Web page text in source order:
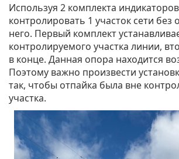
Используя 2 комплекта
контролировать 1 участок сети без
него. Первый комплект
контролируемого участка линии,
в конце. Данная опора находится
Поэтому важно произвести
так, чтобы отпайка была вне
участка.